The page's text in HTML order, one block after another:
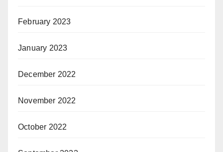
February 2023
January 2023
December 2022
November 2022
October 2022